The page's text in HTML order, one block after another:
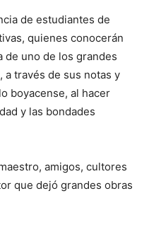
de estudiantes de
quienes conocerán
de uno de los grandes
través de sus notas y
boyacense, al hacer
y las bondades
amigos, cultores
que dejó grandes obras